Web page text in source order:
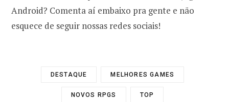
Android? Comenta aí embaixo pra gente e não
esquece de seguir nossas redes sociais!
DESTAQUE MELHORES GAMES
NOVOS RPGS TOP